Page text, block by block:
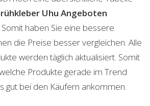
Uhu Angeboten
haben Sie eine bessere
die Preise besser vergleichen. Alle
werden täglich aktualisiert. Somit
Produkte gerade im Trend
gut bei den Käufern ankommen.